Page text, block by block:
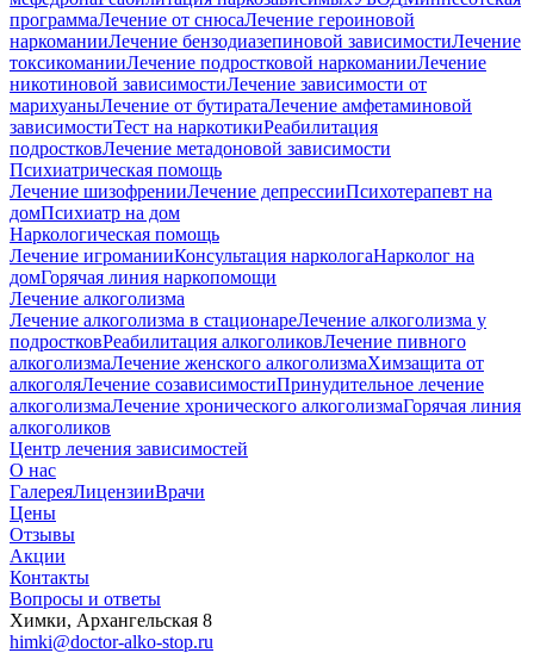
программаЛечение от снюсаЛечение героиновой
наркоманииЛечение бензодиазепиновой зависимостиЛечение
токсикоманииЛечение подростковой наркоманииЛечение
никотиновой зависимостиЛечение зависимости от
марихуаныЛечение от бутиратаЛечение амфетаминовой
зависимостиТест на наркотикиРеабилитация
подростковЛечение метадоновой зависимости
Психиатрическая помощь
Лечение шизофренииЛечение депрессииПсихотерапевт на
домПсихиатр на дом
Наркологическая помощь
Лечение игроманииКонсультация наркологаНарколог на
домГорячая линия наркопомощи
Лечение алкоголизма
Лечение алкоголизма в стационареЛечение алкоголизма у
подростковРеабилитация алкоголиковЛечение пивного
алкоголизмаЛечение женского алкоголизмаХимзащита от
алкоголяЛечение созависимостиПринудительное лечение
алкоголизмаЛечение хронического алкоголизмаГорячая линия
алкоголиков
Центр лечения зависимостей
О нас
ГалереяЛицензииВрачи
Цены
Отзывы
Акции
Контакты
Вопросы и ответы
Химки, Архангельская 8
himki@doctor-alko-stop.ru